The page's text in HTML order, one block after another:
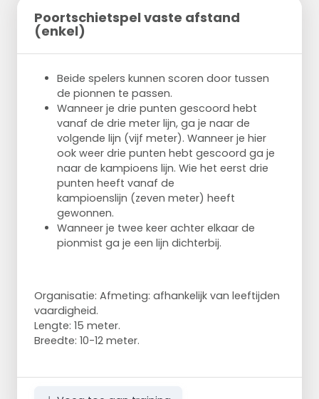
Poortschietspel vaste afstand
(enkel)
Beide spelers kunnen scoren door tussen
de pionnen te passen.
Wanneer je drie punten gescoord hebt
vanaf de drie meter lijn, ga je naar de
volgende lijn (vijf meter). Wanneer je hier
ook weer drie punten hebt gescoord ga je
naar de kampioens lijn. Wie het eerst drie
punten heeft vanaf de
kampioenslijn (zeven meter) heeft
gewonnen.
Wanneer je twee keer achter elkaar de
pionmist ga je een lijn dichterbij.
Organisatie: Afmeting: afhankelijk van leeftijden
vaardigheid.
Lengte: 15 meter.
Breedte: 10-12 meter.